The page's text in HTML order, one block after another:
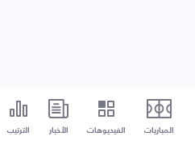
المباريات الفيديوهات الأخبار الترتيب